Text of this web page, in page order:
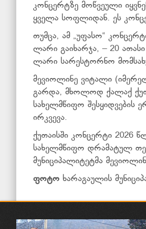
კონცერტზე მოწვეული
ყველა სოფლიდან. ეს
თუმცა, ამ „უფასო“
ლარი გაიხარჯა, – 20
ლარი სარესტორნო
მევიოლინე ვიტალი
გარდა, მხოლოდ ქალაქ
სახელმწიფო შესყიდვების
ირკვევა.
ქუთაისში კონცერტი 2026
სახელმწიფო დრამატულ
მუნიციპალიტეტმა
ფოტოხარაგაულის